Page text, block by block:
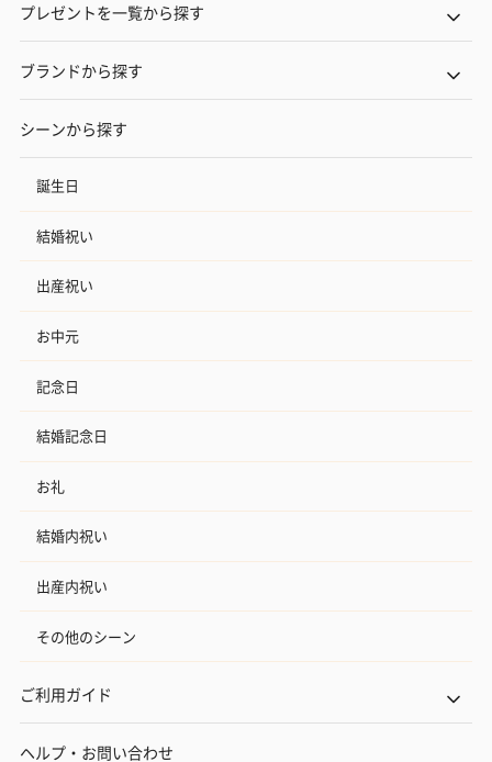
プレゼントを一覧から探す
ブランドから探す
シーンから探す
誕生日
結婚祝い
出産祝い
お中元
記念日
結婚記念日
お礼
結婚内祝い
出産内祝い
その他のシーン
ご利用ガイド
ヘルプ・お問い合わせ